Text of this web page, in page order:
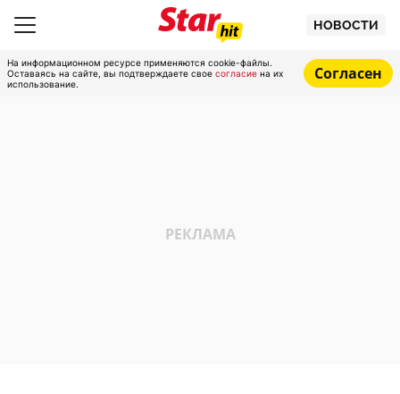
НОВОСТИ
На информационном ресурсе применяются cookie-файлы.
Оставаясь на сайте, вы подтверждаете свое согласие на их
использование.
Согласен